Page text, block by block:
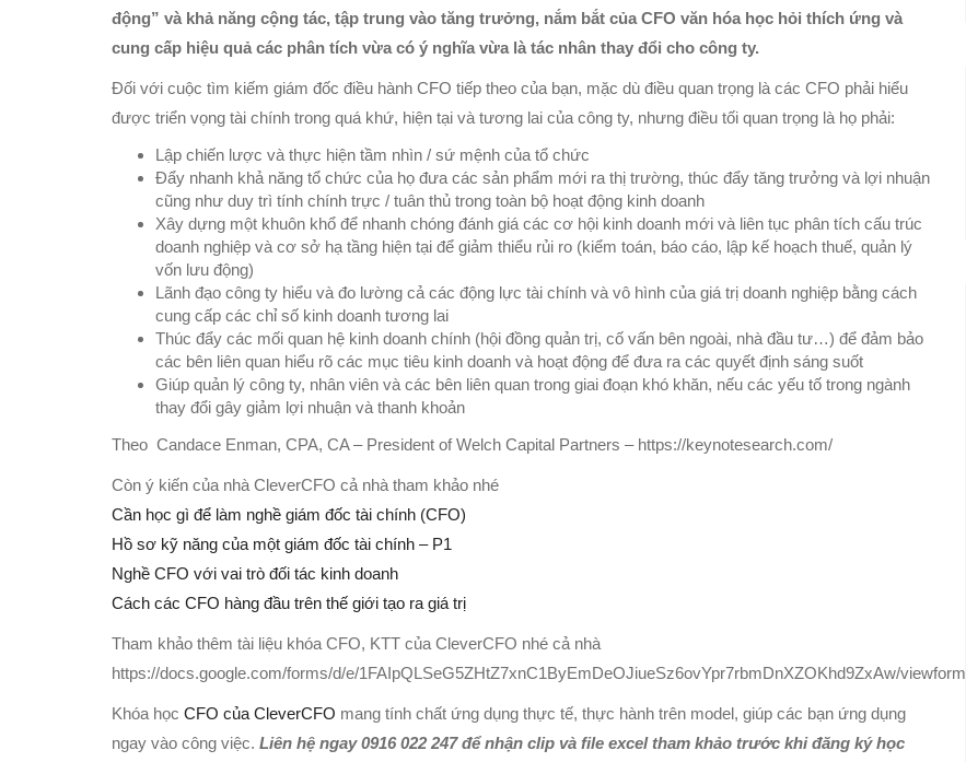
động” và khả năng cộng tác, tập trung vào tăng trưởng, nắm bắt của CFO văn hóa học hỏi thích ứng và
cung cấp hiệu quả các phân tích vừa có ý nghĩa vừa là tác nhân thay đổi cho công ty.
Đối với cuộc tìm kiếm giám đốc điều hành CFO tiếp theo của bạn, mặc dù điều quan trọng là các CFO phải hiểu
được triển vọng tài chính trong quá khứ, hiện tại và tương lai của công ty, nhưng điều tối quan trọng là họ phải:
Lập chiến lược và thực hiện tầm nhìn / sứ mệnh của tổ chức
Đẩy nhanh khả năng tổ chức của họ đưa các sản phẩm mới ra thị trường, thúc đẩy tăng trưởng và lợi nhuận
cũng như duy trì tính chính trực / tuân thủ trong toàn bộ hoạt động kinh doanh
Xây dựng một khuôn khổ để nhanh chóng đánh giá các cơ hội kinh doanh mới và liên tục phân tích cấu trúc
doanh nghiệp và cơ sở hạ tầng hiện tại để giảm thiểu rủi ro (kiểm toán, báo cáo, lập kế hoạch thuế, quản lý
vốn lưu động)
Lãnh đạo công ty hiểu và đo lường cả các động lực tài chính và vô hình của giá trị doanh nghiệp bằng cách
cung cấp các chỉ số kinh doanh tương lai
Thúc đẩy các mối quan hệ kinh doanh chính (hội đồng quản trị, cố vấn bên ngoài, nhà đầu tư…) để đảm bảo
các bên liên quan hiểu rõ các mục tiêu kinh doanh và hoạt động để đưa ra các quyết định sáng suốt
Giúp quản lý công ty, nhân viên và các bên liên quan trong giai đoạn khó khăn, nếu các yếu tố trong ngành
thay đổi gây giảm lợi nhuận và thanh khoản
Theo Candace Enman, CPA, CA – President of Welch Capital Partners – https://keynotesearch.com/
Còn ý kiến của nhà CleverCFO cả nhà tham khảo nhé
Cần học gì để làm nghề giám đốc tài chính (CFO)
Hồ sơ kỹ năng của một giám đốc tài chính – P1
Nghề CFO với vai trò đối tác kinh doanh
Cách các CFO hàng đầu trên thế giới tạo ra giá trị
Tham khảo thêm tài liệu khóa CFO, KTT của CleverCFO nhé cả nhà
https://docs.google.com/forms/d/e/1FAIpQLSeG5ZHtZ7xnC1ByEmDeOJiueSz6ovYpr7rbmDnXZOKhd9ZxAw/viewform
Khóa học CFO của CleverCFO mang tính chất ứng dụng thực tế, thực hành trên model, giúp các bạn ứng dụng
ngay vào công việc. Liên hệ ngay 0916 022 247 để nhận clip và file excel tham khảo trước khi đăng ký học